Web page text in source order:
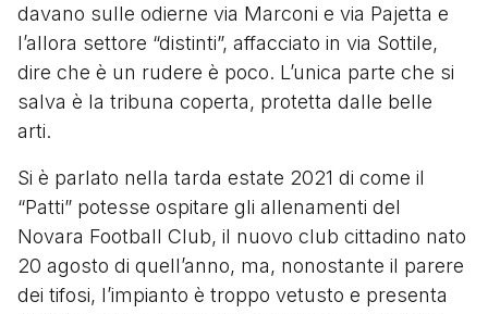
davano sulle odierne via Marconi e via Pajetta e
l’allora settore “distinti”, affacciato in via Sottile,
dire che è un rudere è poco. L’unica parte che si
salva è la tribuna coperta, protetta dalle belle
arti.
Si è parlato nella tarda estate 2021 di come il
“Patti” potesse ospitare gli allenamenti del
Novara Football Club, il nuovo club cittadino nato
20 agosto di quell’anno, ma, nonostante il parere
dei tifosi, l’impianto è troppo vetusto e presenta